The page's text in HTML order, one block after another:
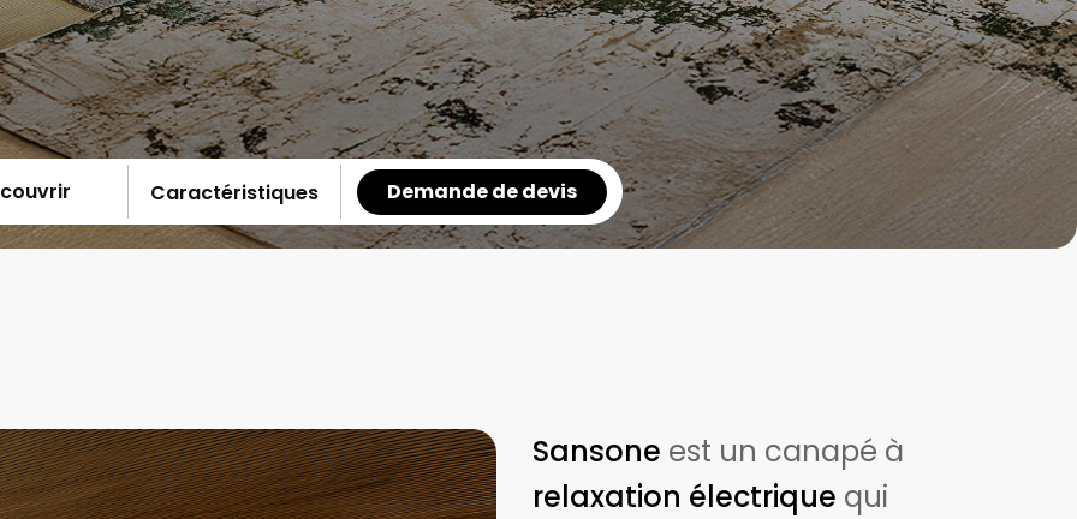
Caractéristiques Demande de devis
Sansone est un canapé à
relaxation électrique qui